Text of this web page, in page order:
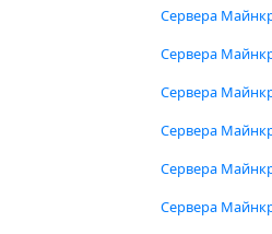
Сервера
Сервера
Сервера
Сервера
Сервера
Сервера